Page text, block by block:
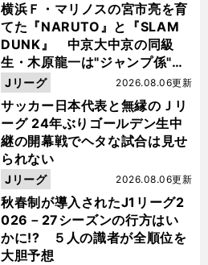
横浜Ｆ・マリノスの宮市亮を育
てた『NARUTO』と『SLAM
DUNK』 中京大中京の同級
生・木原龍一は"ジャンプ係"だ
った
サッカー日本代表と無縁のＪリ
ーグ 24年ぶりゴールデン生中
継の開幕戦でヘタな試合は見せ
られない
2026.08.06更新
Jリーグ
秋春制が導入されたJ1リーグ2
026－27シーズンの行方はい
かに!? ５人の識者が全順位を
大胆予想
2026.08.06更新
Jリーグ